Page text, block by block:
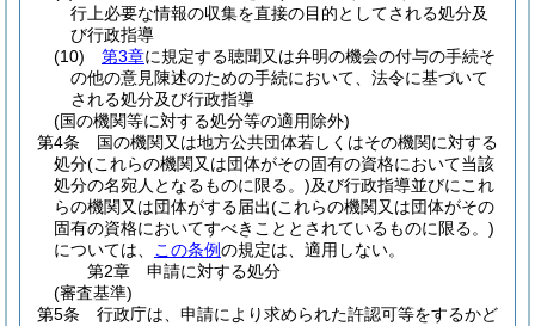
行上必要な情報の収集を直接の目的としてされる処分及
び行政指導
(10)
第3章に規定する聴聞又は弁明の機会の付与の手続そ
の他の意見陳述のための手続において、法令に基づいて
される処分及び行政指導
(国の機関等に対する処分等の適用除外)
第4条
国の機関又は地方公共団体若しくはその機関に対する
処分(これらの機関又は団体がその固有の資格において当該
処分の名宛人となるものに限る。)及び行政指導並びにこれ
らの機関又は団体がする届出(これらの機関又は団体がその
固有の資格においてすべきこととされているものに限る。)
については、
この条例の規定は、適用しない。
第2章
申請に対する処分
(審査基準)
第5条
行政庁は、申請により求められた許認可等をするかど